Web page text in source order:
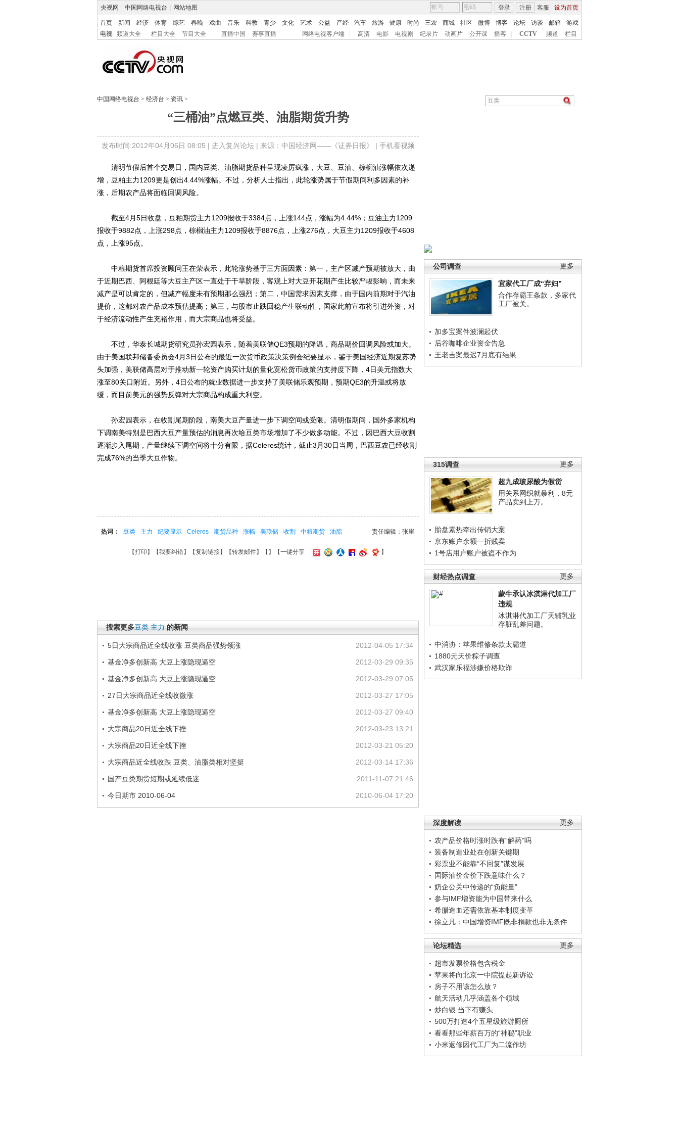
央视网 中国网络电视台 网站地图 客服 设为首页
登录 注册
首页 新闻 经济 体育 综艺 春晚 戏曲 音乐 科教 青少 文化 艺术 公益 产经 汽车 旅游 健康 时尚 三农 商城 社区 微博 博客 论坛 访谈 邮箱
游戏
电视
频道大全 栏目大全 节目大全 直播中国 赛事直播 网络电视客户端 高清 电影 电视剧 纪录片 动画片 公开课 播客 CCTV 频道 栏目
中国网络电视台 > 经济台 > 资讯 >
“三桶油”点燃豆类、油脂期货升势
发布时间:2012年04月06日 08:05 | 进入复兴论坛| 来源：中国经济网——《证券日报》 | 手机看视频
更多
公司调查
宜家代工厂成“弃妇”
合作存霸王条款，多家代
工厂被关。
加多宝案件波澜起伏
后谷咖啡企业资金告急
王老吉案最迟7月底有结果
更多
315调查
超九成玻尿酸为假货
用关系网织就暴利，8元
产品卖到上万。
胎盘素热牵出传销大案
京东账户余额一折贱卖
1号店用户账户被盗不作为
更多
财经热点调查
蒙牛承认冰淇淋代加工厂
违规
冰淇淋代加工厂天辅乳业
存脏乱差问题。
中消协：苹果维修条款太霸道
1880元天价粽子调查
武汉家乐福涉嫌价格欺诈
更多
深度解读
农产品价格时涨时跌有“解药”吗
装备制造业处在创新关键期
彩票业不能靠“不回复”谋发展
国际油价金价下跌意味什么？
奶企公关中传递的“负能量”
参与IMF增资能为中国带来什么
希腊造血还需依靠基本制度变革
徐立凡：中国增资IMF既非捐款也非无条件
更多
论坛精选
超市发票价格包含税金
苹果将向北京一中院提起新诉讼
房子不用该怎么放？
航天活动几乎涵盖各个领域
炒白银 当下有赚头
500万打造4个五星级旅游厕所
看看那些年薪百万的“神秘”职业
小米返修因代工厂为二流作坊
清明节假后首个交易日，国内豆类、油脂期货品种呈现凌厉疯涨，大豆、豆油、棕榈油涨幅依次递
增，豆粕主力1209更是创出4.44%涨幅。不过，分析人士指出，此轮涨势属于节假期间利多因素的补
涨，后期农产品将面临回调风险。
截至4月5日收盘，豆粕期货主力1209报收于3384点，上涨144点，涨幅为4.44%；豆油主力1209
报收于9882点，上涨298点，棕榈油主力1209报收于8876点，上涨276点，大豆主力1209报收于4608
点，上涨95点。
中粮期货首席投资顾问王在荣表示，此轮涨势基于三方面因素：第一，主产区减产预期被放大，由
于近期巴西、阿根廷等大豆主产区一直处于干旱阶段，客观上对大豆开花期产生比较严峻影响，而未来
减产是可以肯定的，但减产幅度未有预期那么强烈；第二，中国需求因素支撑，由于国内前期对于汽油
提价，这都对农产品成本预估提高；第三，与股市止跌回稳产生联动性，国家此前宣布将引进外资，对
于经济流动性产生充裕作用，而大宗商品也将受益。
不过，华泰长城期货研究员孙宏园表示，随着美联储QE3预期的降温，商品期价回调风险或加大。
由于美国联邦储备委员会4月3日公布的最近一次货币政策决策例会纪要显示，鉴于美国经济近期复苏势
头加强，美联储高层对于推动新一轮资产购买计划的量化宽松货币政策的支持度下降，4日美元指数大
涨至80关口附近。另外，4日公布的就业数据进一步支持了美联储乐观预期，预期QE3的升温或将放
缓，而目前美元的强势反弹对大宗商品构成重大利空。
孙宏园表示，在收割尾期阶段，南美大豆产量进一步下调空间或受限。清明假期间，国外多家机构
下调南美特别是巴西大豆产量预估的消息再次给豆类市场增加了不少做多动能。不过，因巴西大豆收割
逐渐步入尾期，产量继续下调空间将十分有限，据Celeres统计，截止3月30日当周，巴西豆农已经收割
完成76%的当季大豆作物。
责任编辑：张崖
热词： 豆类 主力 纪要显示 Celeres 期货品种 涨幅 美联储 收割 中粮期货 油脂
【打印 】【我要纠错】【复制链接】【转发邮件】【 】 【一键分享 】
搜索更多豆类 主力 的新闻
2012-04-05 17:34
5日大宗商品近全线收涨 豆类商品强势领涨
2012-03-29 09:35
基金净多创新高 大豆上涨隐现逼空
2012-03-29 07:05
基金净多创新高 大豆上涨隐现逼空
2012-03-27 17:05
27日大宗商品近全线收微涨
2012-03-27 09:40
基金净多创新高 大豆上涨隐现逼空
2012-03-23 13:21
大宗商品20日近全线下挫
2012-03-21 05:20
大宗商品20日近全线下挫
2012-03-14 17:36
大宗商品近全线收跌 豆类、油脂类相对坚挺
2011-11-07 21:46
国产豆类期货短期或延续低迷
2010-06-04 17:20
今日期市 2010-06-04